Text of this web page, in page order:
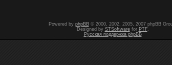
Powered by phpBB© 2000, 2002, 2005, 2007 phpBB
Designed by STSoftwarefor PTF.
Русская поддержка phpBB